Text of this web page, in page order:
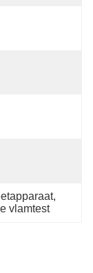
,
vlamtest